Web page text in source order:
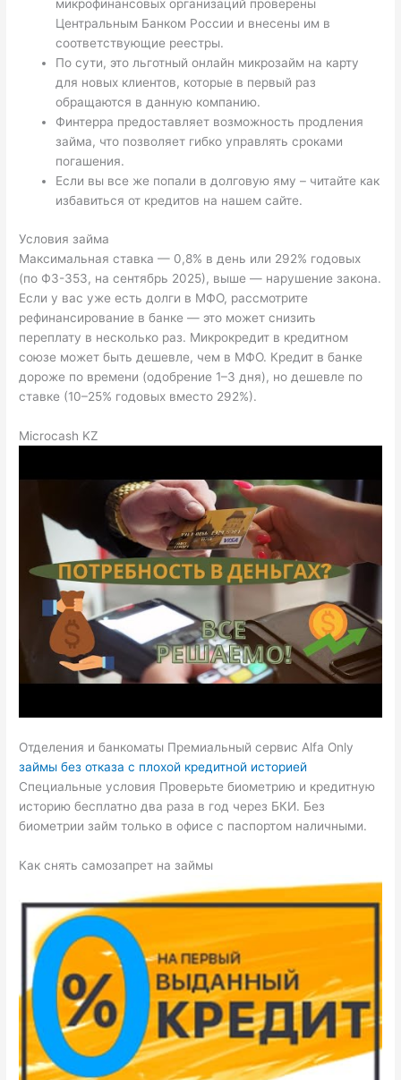
микрофинансовых организаций проверены
Центральным Банком России и внесены им в
соответствующие реестры.
По сути, это льготный онлайн микрозайм на карту
для новых клиентов, которые в первый раз
обращаются в данную компанию.
Финтерра предоставляет возможность продления
займа, что позволяет гибко управлять сроками
погашения.
Если вы все же попали в долговую яму – читайте как
избавиться от кредитов на нашем сайте.
Условия займа
Максимальная ставка — 0,8% в день или 292% годовых
(по ФЗ-353, на сентябрь 2025), выше — нарушение закона.
Если у вас уже есть долги в МФО, рассмотрите
рефинансирование в банке — это может снизить
переплату в несколько раз. Микрокредит в кредитном
союзе может быть дешевле, чем в МФО. Кредит в банке
дороже по времени (одобрение 1–3 дня), но дешевле по
ставке (10–25% годовых вместо 292%).
Microcash KZ
Отделения и банкоматы Премиальный сервис Alfa Only
займы без отказа с плохой кредитной историей
Специальные условия Проверьте биометрию и кредитную
историю бесплатно два раза в год через БКИ. Без
биометрии займ только в офисе с паспортом наличными.
Как снять самозапрет на займы